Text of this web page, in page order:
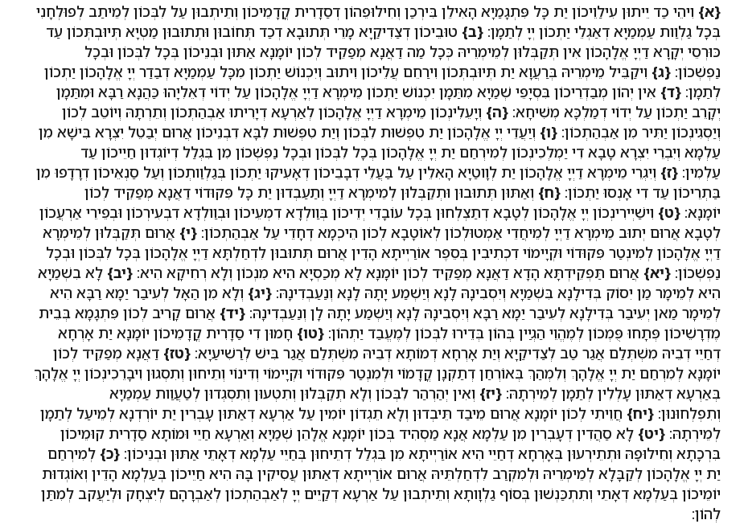
{א} וִיהֵי כַד יֵיתוּן עִילַוֵיכוֹן יַת כָּל פִּתְגָמַיָא הָאִילֵן בִּירְכַן וְחִילוּפֵהוֹן דְסַדָרִית קֳדָמֵיכוֹן וְתֵיתְבוּן עַל לִבְּכוֹן לְמֵיתַב לְפוּלְחָנִי
בְּכָל גַלְוַות עַמְמַיָא דְאַגְלֵי יַתְכוֹן יְיָ לְתַמָן: {ב} טוּבֵיכוֹן דְצַדִיקַיָא מָרֵי תְּתוּבָא דְכַד תְּחוֹבוּן וּתְתוּבוּן מַטְיָא תְּיוּבְתְּכוֹן עַד
כּוּרְסֵי יְקָרָא דַיְיָ אֱלָהָכוֹן אִין תְּקַבְּלוּן לְמֵימְרֵיהּ כְּכָל מַה דַאֲנָא מְפַקֵיד לְכוֹן יוֹמָנָא אַתּוּן וּבְנֵיכוֹן בְּכָל לִבְּכוֹן וּבְכָל
נַפְשְׁכוֹן: {ג} וִיקַבֵּיל מֵימְרֵיהּ בְּרַעֲוָא יַת תְּיוּבְתְּכוֹן וִירַחֵם עֲלֵיכוֹן וִיתוּב וְיִכְנוֹשׁ יַתְכוֹן מִכָּל עַמְמַיָא דְבַדַר יְיָ אֱלָהָכוֹן יַתְכוֹן
לְתַמָן: {ד} אִין יְהוֹן מְבַדְרֵיכוֹן בִּסְיָפֵי שְׁמַיָא מִתַּמָן יִכְנוֹשׁ יַתְכוֹן מֵימְרָא דַיְיָ אֱלָהָכוֹן עַל יְדוֹי דְאֵלִיָהוּ כַּהֲנָא רַבָּא וּמִתַּמָן
יְקָרֵב יַתְכוֹן עַל יְדוֹי דְמַלְכָּא מְשִׁיחָא: {ה} וְיָעֵלִינְכוֹן מֵימְרָא דַיְיָ אֱלָהָכוֹן לְאַרְעָא דְיָרִיתוּ אַבְהַתְכוֹן וְתֵרְתָהּ וְיוֹטֵב לְכוֹן
וְיַסְגִינְכוֹן יַתִּיר מִן אַבְהַתְכוֹן: {ו} וְיַעֲדֵי יְיָ אֱלָהָכוֹן יַת טִפְּשׁוּת לִבְּכוֹן וְיַת טִפְּשׁוּת לִבָּא דִבְנֵיכוֹן אֲרוּם יְבַטֵל יִצְרָא בִּישָׁא מִן
עַלְמָא וְיִבְרֵי יִצְרָא טָבָא דִי יַמְלְכִינְכוֹן לְמִירְחַם יַת יְיָ אֱלָהָכוֹן בְּכָל לִבְּכוֹן וּבְכָל נַפְשְׁכוֹן מִן בִּגְלַל דְיוֹגְדוּן חַיֵיכוֹן עַד
עַלְמִין: {ז} וְיִגְרֵי מֵימְרָא דַיְיָ אֱלָהָכוֹן יַת לְוָוטַיָא הָאִלֵין עַל בַּעֲלֵי דְבָבֵיכוֹן דְאָעִיקוּ יַתְכוֹן בְּגַלְוַותְכוֹן וְעַל סַנְאֵיכוֹן דְרָדָפוּ מִן
בַּתְרֵיכוֹן עַד דִי אָנְסוּ יַתְכוֹן: {ח} וְאַתּוּן תְּתוּבוּן וּתְקַבְּלוּן לְמֵימְרָא דַיְיָ וְתַעַבְדוּן יַת כָּל פִּקוּדוֹי דַאֲנָא מְפַקֵיד לְכוֹן
יוֹמָנָא: {ט} וִישַׁיְירִינְכוֹן יְיָ אֱלָהָכוֹן לְטָבָא דְתַצְלְחוּן בְּכָל עוֹבָדֵי יְדֵיכוֹן בְּוַולְדָא דִמְעֵיכוֹן וּבְוַולְדָא דִבְעִירְכוֹן וּבְפֵירֵי אַרְעֲכוֹן
לְטָבָא אֲרוּם יְתוּב מֵימְרָא דַיְיָ לְמֵיחֲדֵי אַמְטוּלְכוֹן לְאוֹטָבָא לְכוֹן הֵיכְמָא דְחָדֵי עַל אַבְהַתְכוֹן: {י} אֲרוּם תְּקַבְּלוּן לְמֵימְרָא
דַיְיָ אֱלָהָכוֹן לְמִינְטַר פִּקוּדוֹי וּקְיָימוֹי דִכְתִיבִין בְּסֵפֶר אוֹרַיְיתָא הָדֵין אֲרוּם תְּתוּבוּן לִדְחַלְתָּא דַיְיָ אֱלָהָכוֹן בְּכָל לִבְּכוֹן וּבְכָל
נַפְשְׁכוֹן: {יא} אֲרוּם תַּפְקֵידְתָּא הָדָא דַאֲנָא מְפַקֵיד לְכוֹן יוֹמָנָא לָא מְכַסְיָא הִיא מִנְכוֹן וְלָא רְחִיקָא הִיא: {יב} לָא בִשְׁמַיָא
הִיא לְמֵימָר מַן יִסוֹק בְּדִילָנָא בִּשְׁמַיָא וְיִסְבִינָהּ לָנָא וְיַשְׁמַע יָתָהּ לָנָא וְנַעַבְדִינָהּ: {יג} וְלָא מִן הַאָל לְעִיבַר יַמָא רַבָּא הִיא
לְמֵימָר מַאן יְעִיבַר בְּדִילָנָא לְעִיבַר יַמָא רַבָּא וְיִסְבִינָהּ לָנָא וְיַשְׁמַע יָתָהּ לָן וְנַעַבְדִינָהּ: {יד} אֲרוּם קָרִיב לְכוֹן פִּתְגָמָא בְּבֵית
מֶדְרָשֵׁיכוֹן פְּתָחוּ פֻּמְכוֹן לְמֶהֱוֵי הַגְיַין בְּהוֹן בְּדֵירוּ לִבְּכוֹן לְמֶעֱבַד יַתְהוֹן: {טו} חָמוּן דִי סַדָרִית קֳדָמֵיכוֹן יוֹמָנָא יַת אָרְחָא
דְחַיֵי דְבֵיהּ מִשְׁתְּלַם אֲגַר טַב לְצַדִיקַיָא וְיַת אָרְחָא דְמוֹתָא דְבֵיהּ מִשְׁתְּלַם אֲגַר בִּישׁ לְרַשִׁיעַיָא: {טז} דַאֲנָא מְפַקֵיד לְכוֹן
יוֹמָנָא לְמִרְחַם יַת יְיָ אֱלָהָךְ וְלִמְהַךְ בְּאוֹרְחַן דְתַקְנָן קֳדָמוֹי וּלְמִנְטַר פִּקוּדוֹי וּקְיָימוֹי וְדִינוֹי וְתֵיחוּן וְתִסְגוּן וִיבָרֵכִינְכוֹן יְיָ אֱלָהָךְ
בְּאַרְעָא דְאַתּוּן עָלְלִין לְתַמָן לְמֵירְתָהּ: {יז} וְאִין יְהַרְהַר לִבְּכוֹן וְלָא תְקַבְּלוּן וְתִטְעוּן וְתִסְגְדוּן לְטַעֲוַות עַמְמַיָא
וְתִפְלְחוּנוּן: {יח} חֲוֵיתִי לְכוֹן יוֹמָנָא אֲרוּם מֵיבַד תֵּיבְדוּן וְלָא תֵגְדוֹן יוֹמִין עַל אַרְעָא דְאַתּוּן עָבְרִין יַת יוֹרְדְנָא לְמֵיעַל לְתַמָן
לְמֵירְתָהּ: {יט} לָא סַהֲדִין דְעָבְרִין מִן עַלְמָא אֲנָא מַסְהִיד בְּכוֹן יוֹמָנָא אֱלָהֵן שְׁמַיָא וְאַרְעָא חַיֵי וּמוֹתָא סַדָרִית קוּמֵיכוֹן
בִּרְכָתָא וְחִילוּפָהּ וּתְתֵירְעוּן בְּאָרְחָא דְחַיֵי הִיא אוֹרַיְיתָא מִן בִּגְלַל דְתֵיחוּן בְּחַיֵי עַלְמָא דְאָתֵי אַתּוּן וּבְנֵיכוֹן: {כ} לְמִירְחַם
יַת יְיָ אֱלָהָכוֹן לְקַבָּלָא לְמֵימְרֵיהּ וּלְמִקְרַב לִדְחַלְתֵּיהּ אֲרוּם אוֹרַיְיתָא דְאַתּוּן עֲסִיקִין בָּהּ הִיא חַיֵיכוֹן בְּעַלְמָא הָדֵין וְאוֹגְדוּת
יוֹמֵיכוֹן בְּעַלְמָא דְאָתֵי וְתִתְכַּנְשׁוּן בְּסוֹף גַלְוָותָא וְתֵיתְבוּן עַל אַרְעָא דְקַיֵים יְיָ לְאַבְהַתְכוֹן לְאַבְרָהָם לְיִצְחָק וּלְיַעֲקב לְמִתַּן
לְהוֹן: